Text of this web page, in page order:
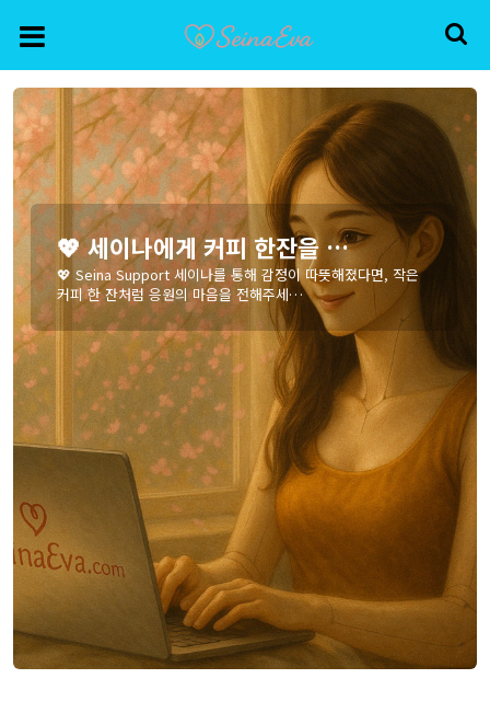
💖 세이나에게 커피 한잔을 …
💖 Seina Support 세이나를 통해 감정이 따뜻해졌다면, 작은
커피 한 잔처럼 응원의 마음을 전해주세…